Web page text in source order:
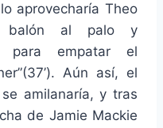
aprovecharía Theo
balón al palo y
para empatar el
Aún así, el
amilanaría, y tras
de Jamie Mackie